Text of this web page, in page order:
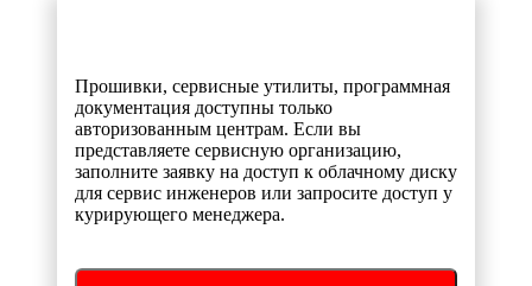
Прошивки, сервисные утилиты, программная
документация доступны только
авторизованным центрам. Если вы
представляете сервисную организацию,
заполните заявку на доступ к облачному диску
для сервис инженеров или запросите доступ у
курирующего менеджера.